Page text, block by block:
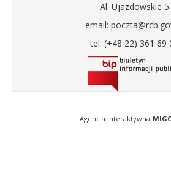
Al. Ujazdowskie 5
email:
tel. (+48 22) 361 69
Agencja Interaktywna